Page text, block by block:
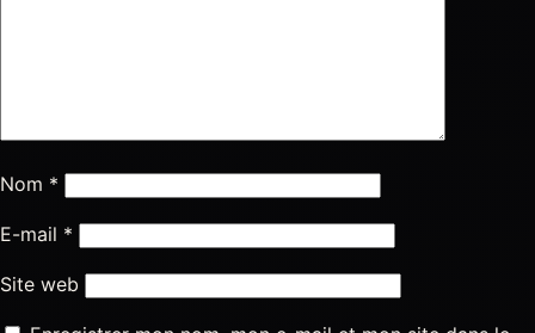
Nom *
E-mail *
Site web